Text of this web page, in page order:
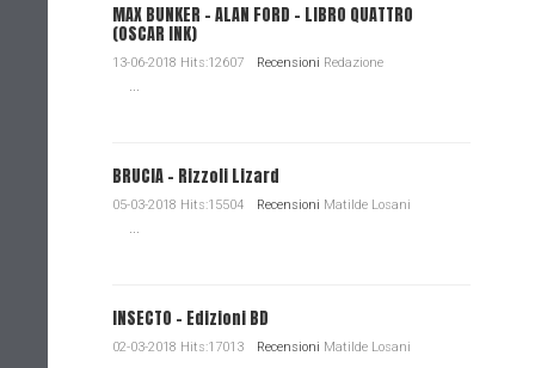
MAX BUNKER – ALAN FORD – LIBRO QUATTRO
(OSCAR INK)
13-06-2018 Hits:12607 Recensioni Redazione
BRUCIA - Rizzoli Lizard
05-03-2018 Hits:15504 Recensioni Matilde Losani
INSECTO - Edizioni BD
02-03-2018 Hits:17013 Recensioni Matilde Losani